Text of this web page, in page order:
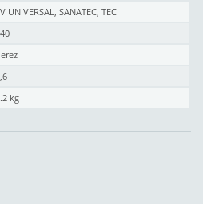
UNIVERSAL, SANATEC, TEC
kg